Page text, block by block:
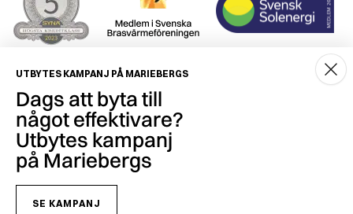
Smidig betalning
UTBYTES KAMPANJ PÅ MARIEBERGS
Dags att byta till
något effektivare?
Utbytes kampanj
på Mariebergs
SE KAMPANJ